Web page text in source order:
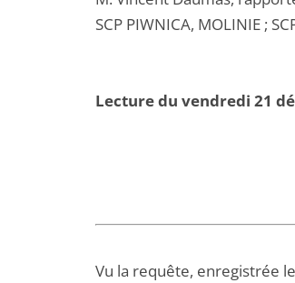
SCP PIWNICA, MOLINIE ;
Lecture du vendredi 21
Vu la requête, enregistrée